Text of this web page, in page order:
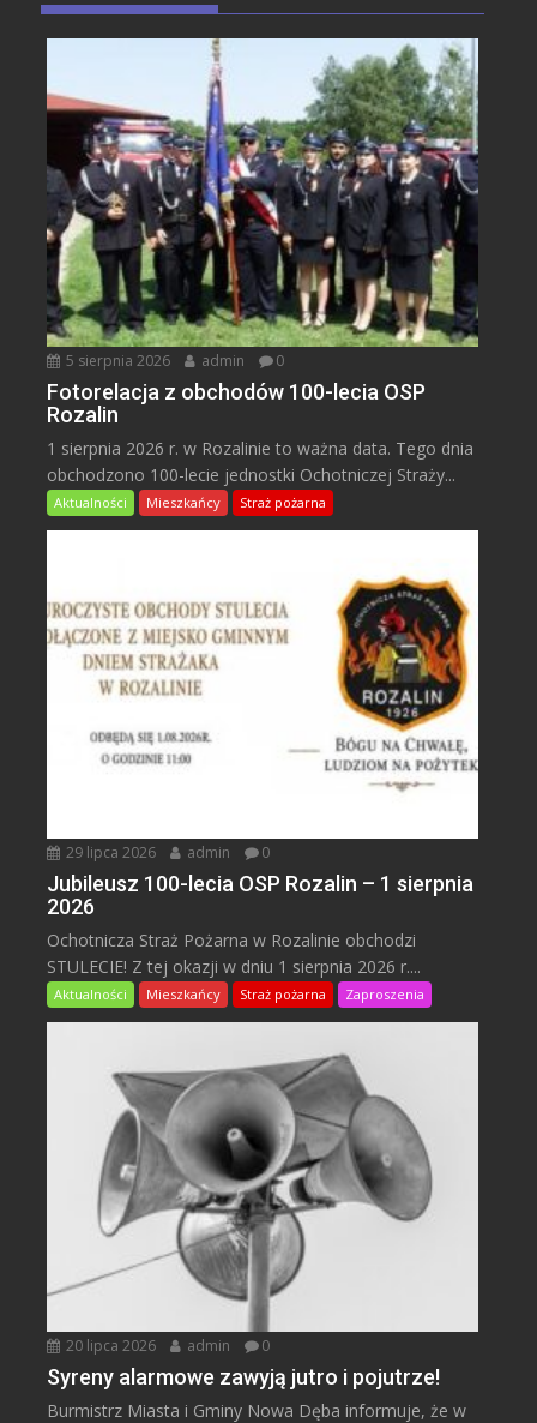
5 sierpnia 2026 admin 0
Fotorelacja z obchodów 100-lecia OSP
Rozalin
1 sierpnia 2026 r. w Rozalinie to ważna data. Tego dnia
obchodzono 100-lecie jednostki Ochotniczej Straży...
Aktualności Mieszkańcy Straż pożarna
29 lipca 2026 admin 0
Jubileusz 100-lecia OSP Rozalin – 1 sierpnia
2026
Ochotnicza Straż Pożarna w Rozalinie obchodzi
STULECIE! Z tej okazji w dniu 1 sierpnia 2026 r....
Aktualności Mieszkańcy Straż pożarna Zaproszenia
20 lipca 2026 admin 0
Syreny alarmowe zawyją jutro i pojutrze!
Burmistrz Miasta i Gminy Nowa Dęba informuje, że w